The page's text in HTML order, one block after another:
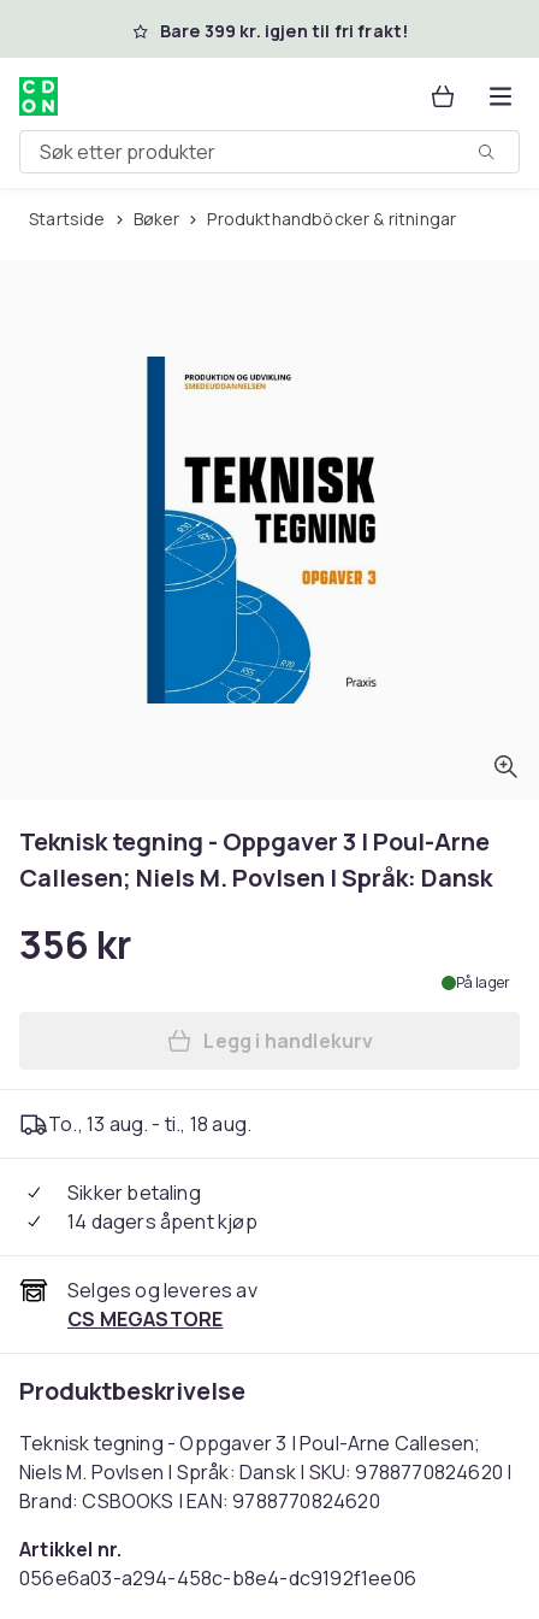
Hopp til hovedinnholdBare 399 kr. igjen til fri frakt!
Søk etter produkter
Startside Bøker Produkthandböcker & ritningar
Teknisk tegning - Oppgaver 3 | Poul-Arne
Callesen; Niels M. Povlsen | Språk: Dansk
356 kr
På lager
Legg Teknisk tegning -
Legg i handlekurv
To., 13 aug. - ti., 18 aug.
Sikker betaling
14 dagers åpent kjøp
Selges og leveres av
CS MEGASTORE
Produktbeskrivelse
Teknisk tegning - Oppgaver 3 | Poul-Arne Callesen;
Niels M. Povlsen | Språk: Dansk | SKU: 9788770824620 |
Brand: CSBOOKS | EAN: 9788770824620
Artikkel nr.
056e6a03-a294-458c-b8e4-dc9192f1ee06